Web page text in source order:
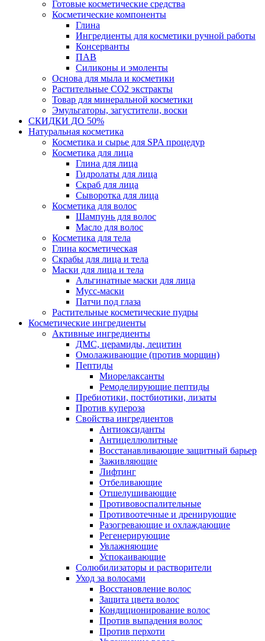
Готовые косметические средства
Косметические компоненты
Глина
Ингредиенты для косметики ручной работы
Консерванты
ПАВ
Силиконы и эмоленты
Основа для мыла и косметики
Растительные СО2 экстракты
Товар для минеральной косметики
Эмульгаторы, загустители, воски
СКИДКИ ДО 50%
Натуральная косметика
Косметика и сырье для SPA процедур
Косметика для лица
Глина для лица
Гидролаты для лица
Скраб для лица
Сыворотка для лица
Косметика для волос
Шампунь для волос
Масло для волос
Косметика для тела
Глина косметическая
Скрабы для лица и тела
Маски для лица и тела
Альгинатные маски для лица
Мусс-маски
Патчи под глаза
Растительные косметические пудры
Косметические ингредиенты
Активные ингредиенты
ДМС, церамиды, лецитин
Омолаживающие (против морщин)
Пептиды
Миорелаксанты
Ремоделирующие пептиды
Пребиотики, постбиотики, лизаты
Против купероза
Свойства ингредиентов
Антиоксиданты
Антицеллюлитные
Восстанавливающие защитный барьер
Заживляющие
Лифтинг
Отбеливающие
Отшелушивающие
Противовоспалительные
Противоотечные и дренирующие
Разогревающие и охлаждающие
Регенерирующие
Увлажняющие
Успокаивающие
Солюбилизаторы и растворители
Уход за волосами
Восстановление волос
Защита цвета волос
Кондиционирование волос
Против выпадения волос
Против перхоти